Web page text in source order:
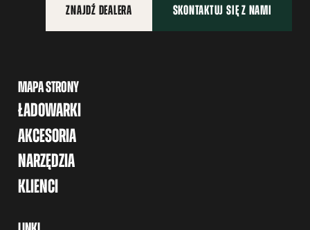
ZNAJDŹ DEALERA SKONTAKTUJ SIĘ Z NAMI
MAPA STRONY
ŁADOWARKI
AKCESORIA
NARZĘDZIA
KLIENCI